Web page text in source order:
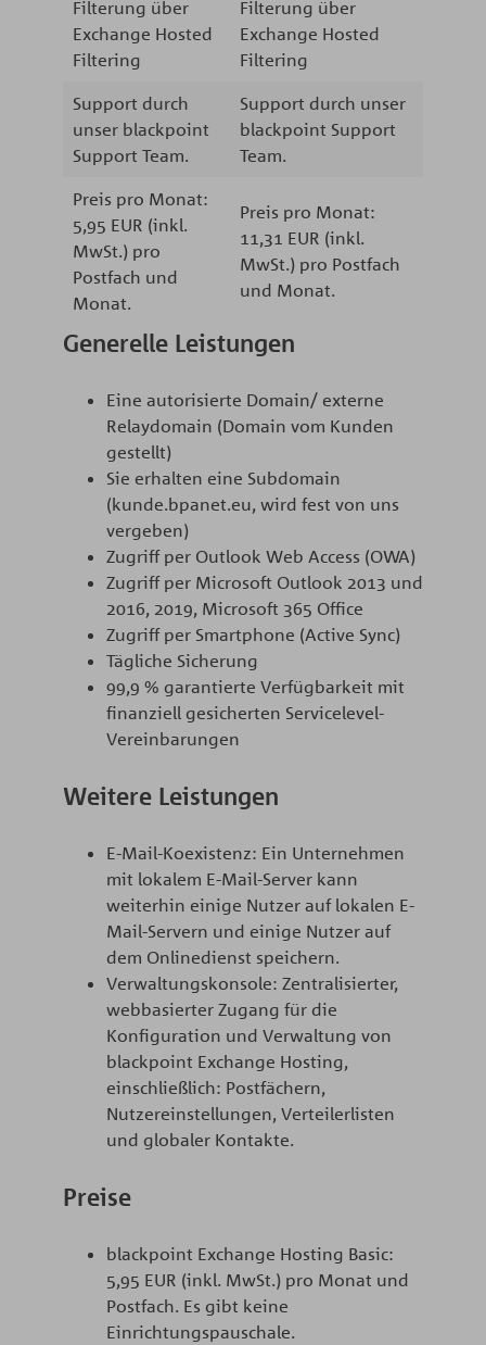
Filterung über
Exchange Hosted
Filtering
Filterung über
Exchange Hosted
Filtering
Support durch
unser blackpoint
Support Team.
Support durch unser
blackpoint Support
Team.
Preis pro Monat:
5,95 EUR (inkl.
MwSt.) pro
Postfach und
Monat.
Preis pro Monat:
11,31 EUR (inkl.
MwSt.) pro Postfach
und Monat.
Generelle Leistungen
Eine autorisierte Domain/ externe
Relaydomain (Domain vom Kunden
gestellt)
Sie erhalten eine Subdomain
(kunde.bpanet.eu, wird fest von uns
vergeben)
Zugriff per Outlook Web Access (OWA)
Zugriff per Microsoft Outlook 2013 und
2016, 2019, Microsoft 365 Office
Zugriff per Smartphone (Active Sync)
Tägliche Sicherung
99,9 % garantierte Verfügbarkeit mit
finanziell gesicherten Servicelevel-
Vereinbarungen
Weitere Leistungen
E-Mail-Koexistenz: Ein Unternehmen
mit lokalem E-Mail-Server kann
weiterhin einige Nutzer auf lokalen E-
Mail-Servern und einige Nutzer auf
dem Onlinedienst speichern.
Verwaltungskonsole: Zentralisierter,
webbasierter Zugang für die
Konfiguration und Verwaltung von
blackpoint Exchange Hosting,
einschließlich: Postfächern,
Nutzereinstellungen, Verteilerlisten
und globaler Kontakte.
Preise
blackpoint Exchange Hosting Basic:
5,95 EUR (inkl. MwSt.) pro Monat und
Postfach. Es gibt keine
Einrichtungspauschale.